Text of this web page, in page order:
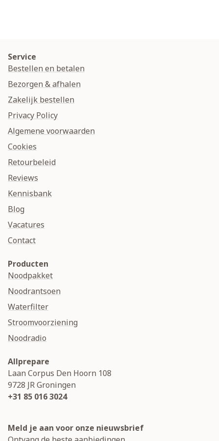
Service
Bestellen en betalen
Bezorgen & afhalen
Zakelijk bestellen
Privacy Policy
Algemene voorwaarden
Cookies
Retourbeleid
Reviews
Kennisbank
Blog
Vacatures
Contact
Producten
Noodpakket
Noodrantsoen
Waterfilter
Stroomvoorziening
Noodradio
Allprepare
Laan Corpus Den Hoorn 108
9728 JRGroningen
+31 85 016 3024
Meld je aan voor onze nieuwsbrief